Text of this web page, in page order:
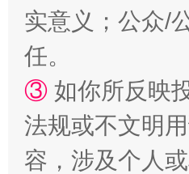
实意义；公众/
任。
③ 如你所反映
法规或不文明
容，涉及个人